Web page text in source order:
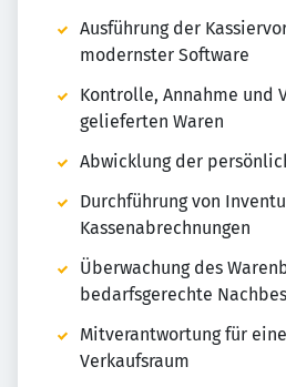
Ausführung der
modernster Software
Kontrolle, Annahme und
gelieferten Waren
Abwicklung der
Durchführung von
Kassenabrechnungen
Überwachung des
bedarfsgerechte
Mitverantwortung für
Verkaufsraum